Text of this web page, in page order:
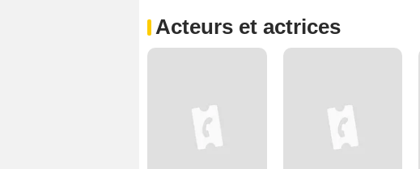
Acteurs et actrices